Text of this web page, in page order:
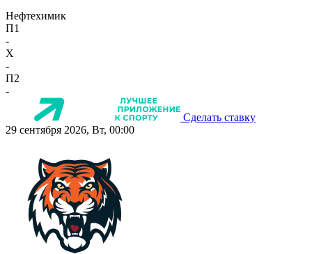
Нефтехимик
П1
-
X
-
П2
-
Сделать ставку
29 сентября 2026, Вт, 00:00